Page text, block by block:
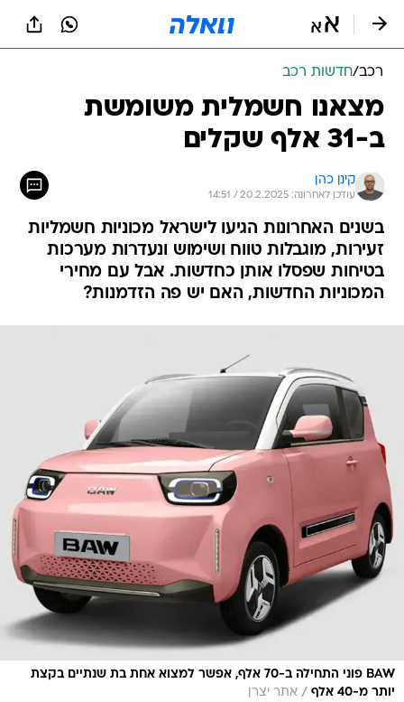
רכב/חדשות רכב
מצאנו חשמלית משומשת
ב-31 אלף שקלים
קינן כהן
עודכן לאחרונה: 20.2.2025 / 14:51
בשנים האחרונות הגיעו לישראל מכוניות חשמליות
זעירות, מוגבלות טווח ושימוש ונעדרות מערכות
בטיחות שפסלו אותן כחדשות. אבל עם מחירי
המכוניות החדשות, האם יש פה הזדמנות?
BAW פוני התחילה ב-70 אלף, אפשר למצוא אחת בת שנתיים בקצת
יותר מ-40 אלף
/ אתר יצרן